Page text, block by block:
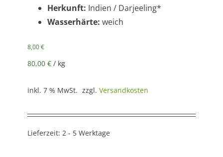
Herkunft: Indien / Darjeeling*
Wasserhärte: weich
8,00€
80,00 € / kg
inkl. 7 % MwSt. zzgl. Versandkosten
Lieferzeit: 2 - 5 Werktage